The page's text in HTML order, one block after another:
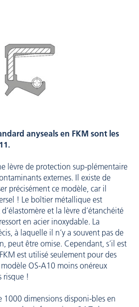
anyseals en FKM sont les
lèvre de protection sup-plémentaire
externes. Il existe de
précisément ce modèle, car il
! Le boîtier métallique est
et la lèvre d’étanchéité
en acier inoxydable. La
à laquelle il n’y a souvent pas de
peut être omise. Cependant, s’il est
est utilisé seulement pour des
OS-A10 moins onéreux
risque !
1000 dimensions disponi-bles en